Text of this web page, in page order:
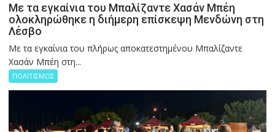
Με τα εγκαίνια του Μπαλίζαντε Χασάν Μπέη
ολοκληρώθηκε η διήμερη επίσκεψη Μενδώνη στη
Λέσβο
Με τα εγκαίνια του πλήρως αποκατεστημένου Μπαλίζαντε
Χασάν Μπέη στη...
ΠΟΛΙΤΙΣΜΟΣ